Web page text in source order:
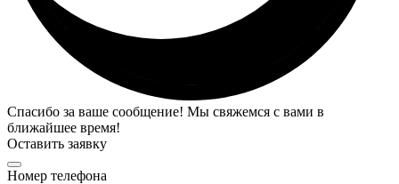
Спасибо за ваше сообщение! Мы свяжемся с вами в
ближайшее время!
Оставить заявку
Номер телефона